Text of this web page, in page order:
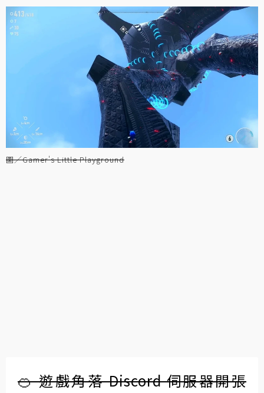
圖／Gamer's Little Playground
🍊 遊戲角落 Discord 伺服器開張